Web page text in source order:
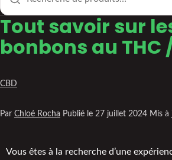
Tout savoir sur
bonbons au THC
CBD
Par Chloé Rocha Publié le 27 juillet 2024 Mis à
Vous êtes à la recherche d’une